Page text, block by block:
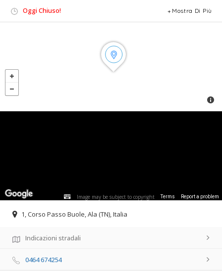
Oggi Chiuso! Mostra Di Più
Image may be subject to copyright Terms Report a problem
1, Corso Passo Buole, Ala (TN), Italia
Indicazioni stradali
0464 674254